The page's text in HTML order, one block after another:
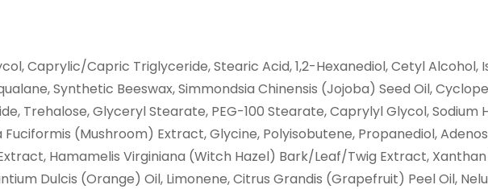
Caprylic/Capric Triglyceride, Stearic Acid, 1,2-Hexanediol, Cetyl Alcohol,
Synthetic Beeswax, Simmondsia Chinensis (Jojoba) Seed Oil,
Trehalose, Glyceryl Stearate, PEG-100 Stearate, Caprylyl Glycol, Sodium
(Mushroom) Extract, Glycine, Polyisobutene, Propanediol,
Hamamelis Virginiana (Witch Hazel) Bark/Leaf/Twig Extract,
Dulcis (Orange) Oil, Limonene, Citrus Grandis (Grapefruit) Peel Oil,